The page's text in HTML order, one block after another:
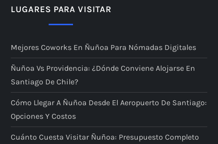
LUGARES PARA VISITAR
Mejores Coworks En Ñuñoa Para Nómadas Digitales
Ñuñoa Vs Providencia: ¿dónde Conviene Alojarse En
Santiago De Chile?
Cómo Llegar A Ñuñoa Desde El Aeropuerto De Santiago:
Opciones Y Costos
Cuánto Cuesta Visitar Ñuñoa: Presupuesto Completo